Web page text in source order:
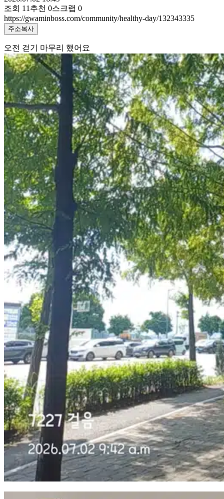
조회 11 추천 0스크랩 0
https://gwaminboss.com/community/healthy-day/132343335
주소복사
오전 걷기 마무리 했어요